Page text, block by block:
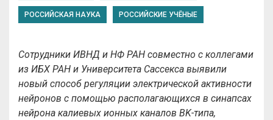
РОССИЙСКАЯ НАУКА РОССИЙСКИЕ УЧЁНЫЕ
Сотрудники ИВНД и НФ РАН совместно с коллегами
из ИБХ РАН и Университета Сассекса выявили
новый способ регуляции электрической активности
нейронов с помощью располагающихся в синапсах
нейрона калиевых ионных каналов BK-типа,